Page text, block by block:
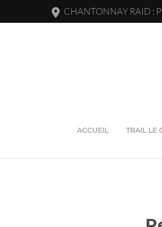
CHANTONNAY RAID :
ACCUEIL TRAIL LE